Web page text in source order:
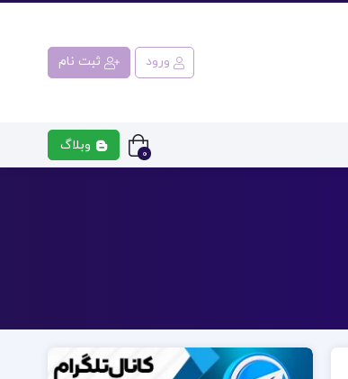
ورود ثبت نام
0 وبلاگ